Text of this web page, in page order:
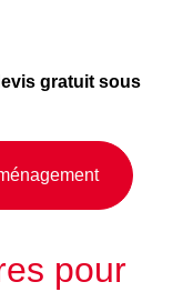
gratuit sous
pour